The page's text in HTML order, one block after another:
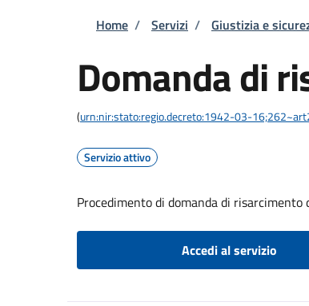
Briciole di pane
Home / Servizi / Giustizia e
Domanda di
(urn:nir:stato:regio.decreto:1942-03-
Servizio attivo
Procedimento di domanda di risarcimento
Accedi al servizio